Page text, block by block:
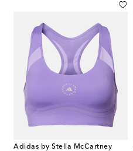
Adidas by Stella McCartney